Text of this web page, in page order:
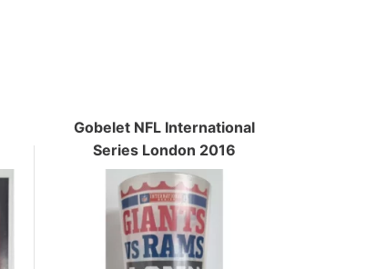
Gobelet NFL International
Series London 2016